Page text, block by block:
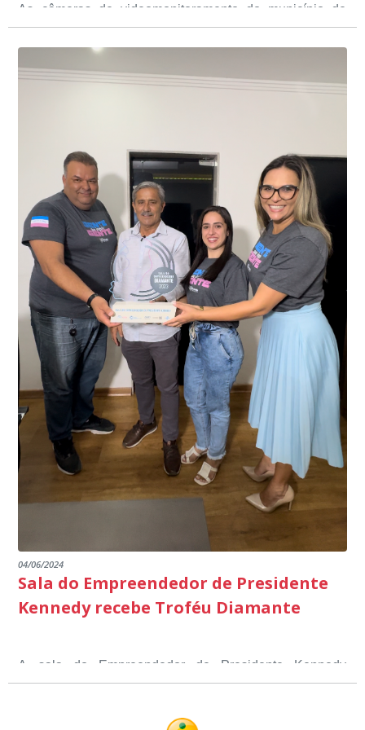
As câmeras de videomonitoramento do município de
Presidente Kennedy identificaram neste fim de semana,
01 de junho, uma motocicleta com indícios de
adulteração, imediatamente, a central de
videomonitoramento acionou a Guarda Civil Municipal,
Durante a abordagem a adulteração foi comprovada,
através da conferência do Chassi, a motocicleta, bem
conta do sistema de videomonitoramento instalado
recentemente em todo o município de Presidente
Kennedy, o sistema é integrado com outros municípios
do país, sendo possível a identificação de veículos por
meio do cruzamento de informações, nesse caso
específico, com dados de uma cidade do Estado do Rio
de Janeiro.
“Mais de 100 câmeras foram instaladas na sede e no
interior de Presidente Kennedy, garantindo mais
segurança à população, seja nas ruas, no comércio, os
produtores agropecuários. Estamos no rumo certo,
parabéns a todos os servidores que contribuem para a
segurança da nossa cidade”, destaca o prefeito Dorlei
Fontão.
04/06/2024
Sala do Empreendedor de Presidente
Kennedy recebe Troféu Diamante
A sala do Empreendedor de Presidente Kennedy
recebeu o Selo Sebrae de Referência em atendimento, o
atesta a qualidade dos serviços prestados aos
O Selo Sebrae nasceu inspirado nos casos de sucesso,